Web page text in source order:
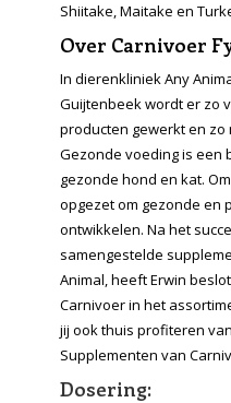
Shiitake,Maitake en
Over Carnivoer
In dierenkliniek Any
Guijtenbeek wordt er zo
producten gewerkt en zo
Gezonde voeding is een
gezonde hond en kat.
opgezet om gezonde en
ontwikkelen. Na het
samengestelde
Animal, heeft Erwin
Carnivoer in het
jij ook thuis profiteren
Supplementen van
Dosering: